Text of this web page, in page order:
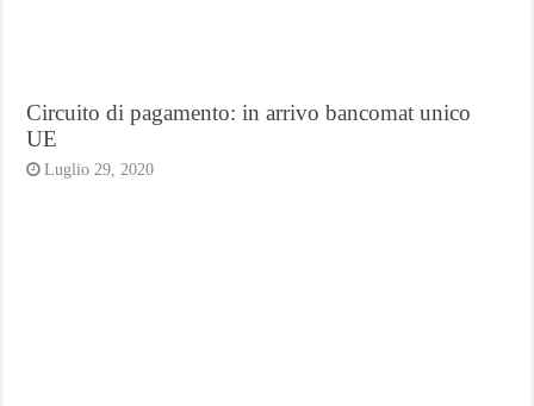
Circuito di pagamento: in arrivo bancomat unico
UE
Luglio 29, 2020